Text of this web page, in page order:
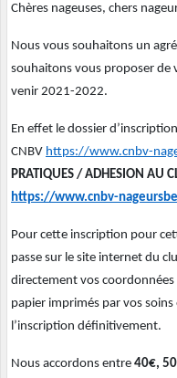
Chères nageuses, chers
Nous vous souhaitons un
souhaitons vous proposer de
venir 2021-2022.
En effet le dossier
CNBV https://www.cnbv-
PRATIQUES / ADHESION AU
https://www.cnbv-
Pour cette inscription pour
passe sur le site internet du
directement vos
papier imprimés par vos
l’inscription définitivement.
Nous accordons entre 40€,